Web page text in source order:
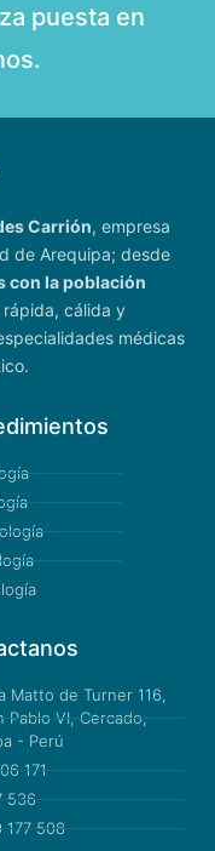
puesta en
Carrión, empresa
de Arequipa; desde
con la población
cálida y
médicas
Matto de Turner 116,
Pablo VI, Cercado,
- Perú
171
536
177 508